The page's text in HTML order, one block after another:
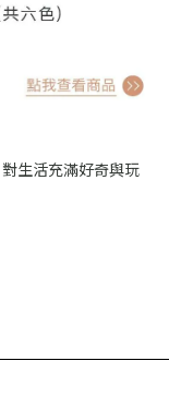
生活充滿好奇與玩